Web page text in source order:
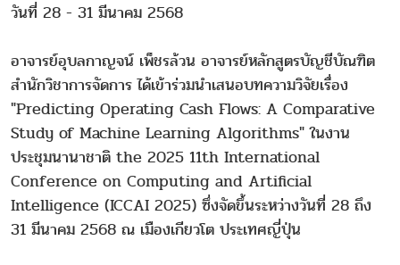
วันที่ 28 - 31 มีนาคม 2568
อาจารย์อุบลกาญจน์ เพ็ชรล้วน อาจารย์หลักสูตรบัญชีบัณฑิต
สำนักวิชาการจัดการ ได้เข้าร่วมนำเสนอบทความวิจัยเรื่อง
"Predicting Operating Cash Flows: A Comparative
Study of Machine Learning Algorithms" ในงาน
ประชุมนานาชาติ the 2025 11th International
Conference on Computing and Artificial
Intelligence (ICCAI 2025) ซึ่งจัดขึ้นระหว่างวันที่ 28 ถึง
31 มีนาคม 2568 ณ เมืองเกียวโต ประเทศญี่ปุ่น